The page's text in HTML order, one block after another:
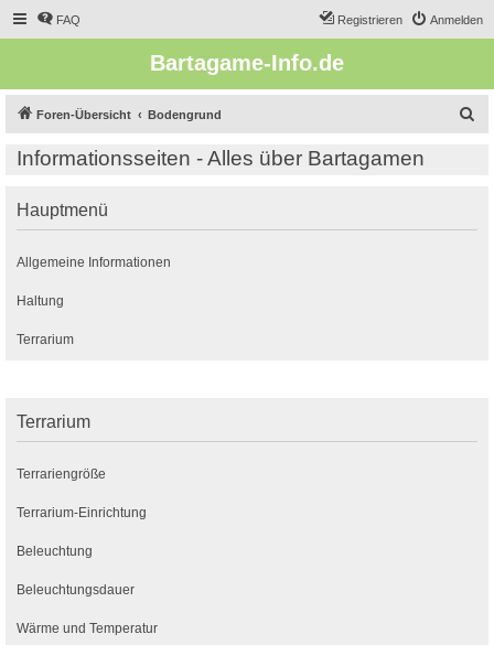
FAQ Anmelden
Registrieren
Bartagame-Info.de
Foren-Übersicht Bodengrund
Informationsseiten - Alles über Bartagamen
Hauptmenü
Allgemeine Informationen
Haltung
Terrarium
Terrarium
Terrariengröße
Terrarium-Einrichtung
Beleuchtung
Beleuchtungsdauer
Wärme und Temperatur